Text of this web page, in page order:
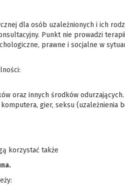
dla osób uzależnionych i ich
Punkt nie prowadzi
prawne i socjalne w
oraz innych środków odurzających.
gier, seksu (uzależnienia
korzystać także